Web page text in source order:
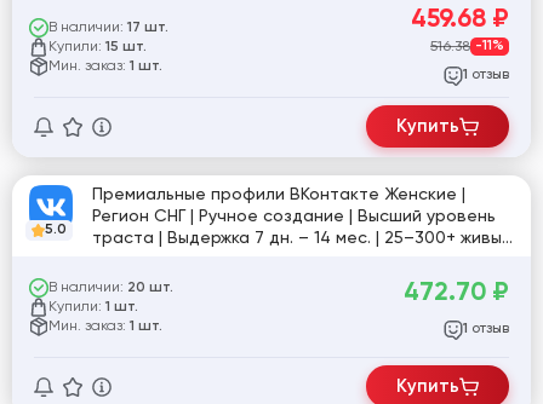
В наличии: 17 шт.
Купили: 15 шт.
Мин. заказ: 1 шт.
459.68 ₽
516.38 -11%
1 отзыв
Купить
5.0
Премиальные профили ВКонтакте Женские |
Регион СНГ | Ручное создание | Высший уровень
траста | Выдержка 7 дн. – 14 мес. | 25–300+ живых
В наличии: 20 шт.
Купили: 1 шт.
Мин. заказ: 1 шт.
472.70 ₽
1 отзыв
Купить